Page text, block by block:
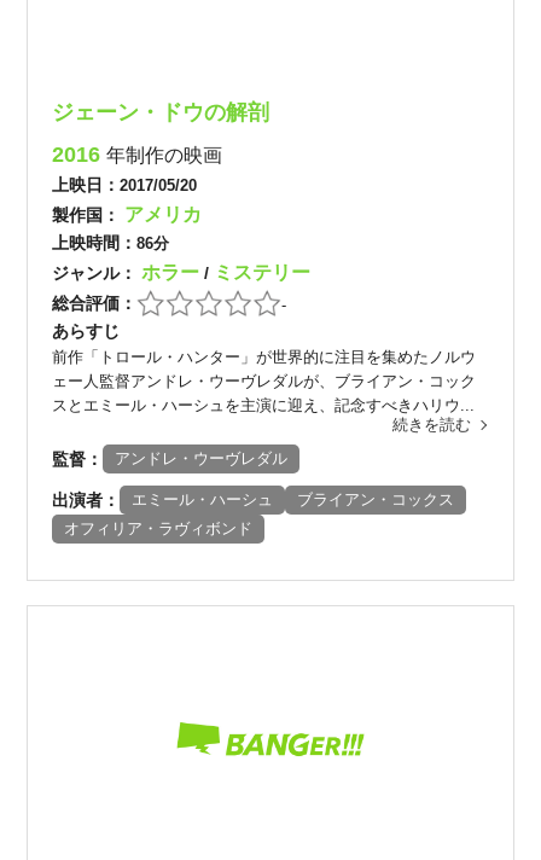
ジェーン・ドウの解剖
2016年制作の映画
上映日：2017/05/20
製作国： アメリカ
上映時間：86分
ジャンル：ホラー/ ミステリー
総合評価： -
あらすじ
前作「トロール・ハンター」が世界的に注目を集めたノルウ
ェー人監督アンドレ・ウーヴレダルが、ブライアン・コック
スとエミール・ハーシュを主演に迎え、記念すべきハリウ...
続きを読む
監督： アンドレ・ウーヴレダル
出演者： エミール・ハーシュ
ブライアン・コックス
オフィリア・ラヴィボンド